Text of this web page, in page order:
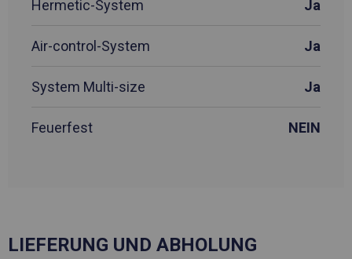
Hermetic-System Ja
Air-control-System Ja
System Multi-size Ja
Feuerfest NEIN
LIEFERUNG UND ABHOLUNG